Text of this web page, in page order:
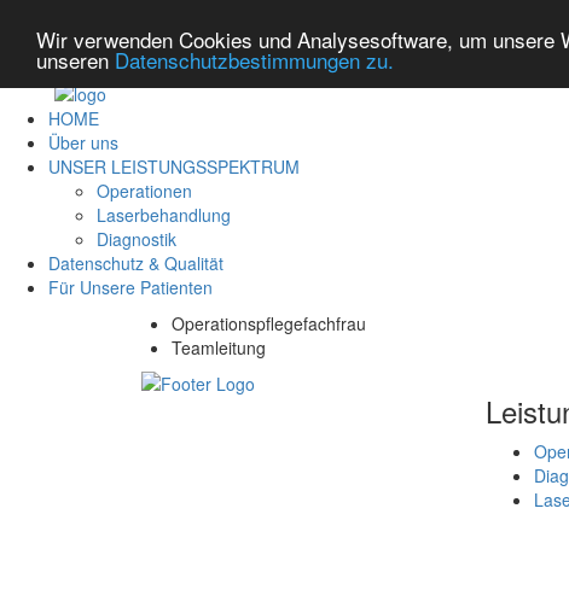
Wir verwenden Cookies und Analysesoftware, um
unseren Datenschutzbestimmungen zu.
HOME
Über uns
UNSER LEISTUNGSSPEKTRUM
Operationen
Laserbehandlung
Diagnostik
Datenschutz & Qualität
Für Unsere Patienten
Operationspflegefachfrau
Teamleitung